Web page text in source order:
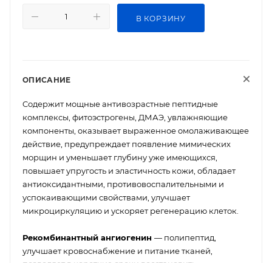
В КОРЗИНУ
ОПИСАНИЕ
Cодержит мощные антивозрастные пептидные
комплексы, фитоэстрогены, ДМАЭ, увлажняющие
компоненты, оказывает выраженное омолаживающее
действие, предупреждает появление мимических
морщин и уменьшает глубину уже имеющихся,
повышает упругость и эластичность кожи, обладает
антиоксидантными, противовоспалительными и
успокаивающими свойствами, улучшает
микроциркуляцию и ускоряет регенерацию клеток.
Рекомбинантный ангиогенин — полипептид,
улучшает кровоснабжение и питание тканей,